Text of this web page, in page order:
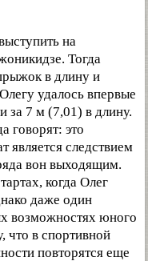
на
Тогда
в длину и
удалось впервые
за 7 м (7,01) в длину.
говорят: это
является следствием
вон выходящим.
когда Олег
даже один
возможностях юного
что в спортивной
повторятся еще